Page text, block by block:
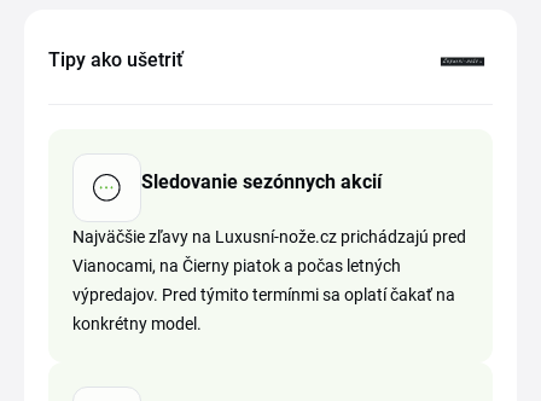
Tipy ako ušetriť
Sledovanie sezónnych akcií
Najväčšie zľavy na Luxusní-nože.cz prichádzajú pred
Vianocami, na Čierny piatok a počas letných
výpredajov. Pred týmito termínmi sa oplatí čakať na
konkrétny model.